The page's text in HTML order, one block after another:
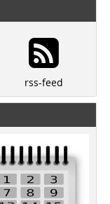
rss-feed